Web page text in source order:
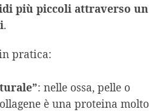
più piccoli attraverso un
.
pratica:
: nelle ossa, pelle o
è una proteina molto